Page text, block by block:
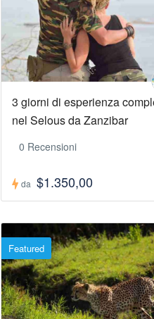
3 giorni di esperienza
nel Selous da Zanzibar
0 Recensioni
da $1.350,00
Featured